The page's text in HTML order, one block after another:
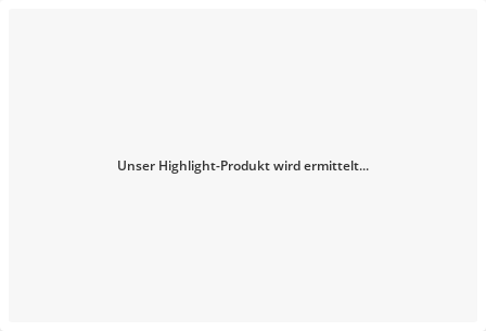
Unser Highlight-Produkt wird ermittelt...